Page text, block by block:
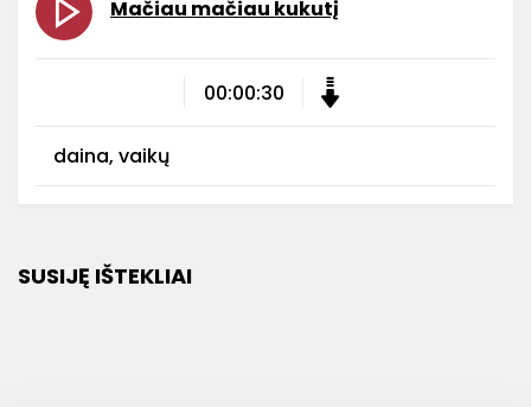
Mačiau mačiau kukutį
00:00:30
daina, vaikų
SUSIJĘ IŠTEKLIAI